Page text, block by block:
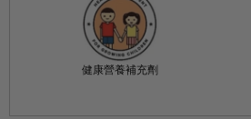
健康營養補充劑